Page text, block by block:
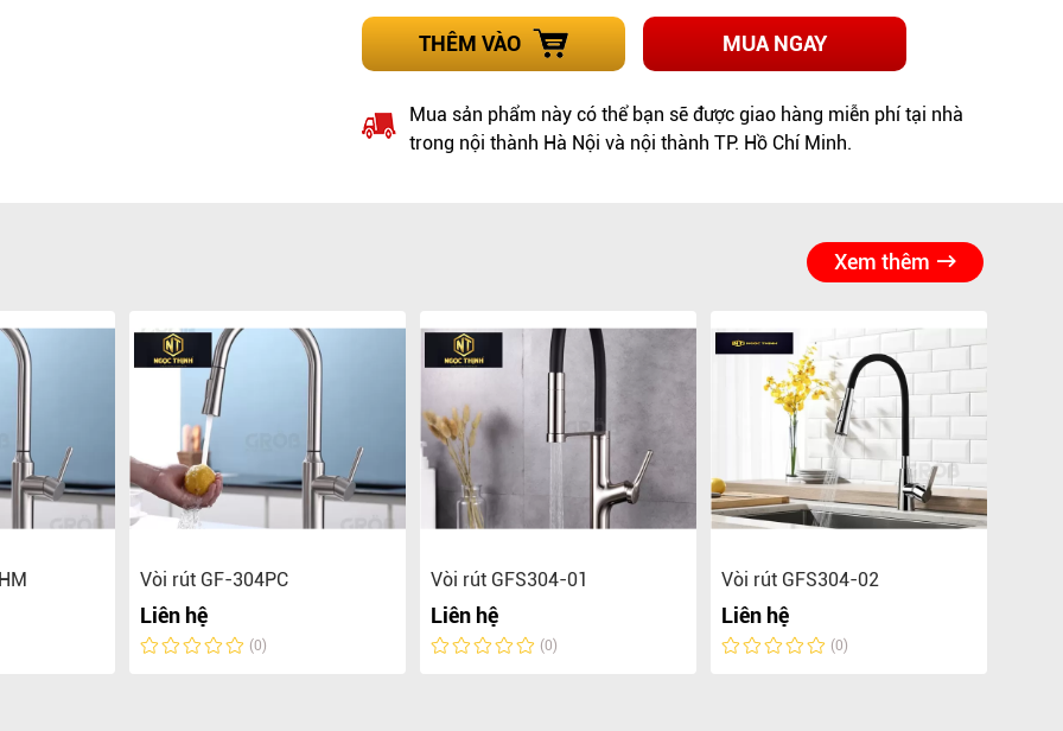
THÊM VÀO MUA NGAY
Mua sản phẩm này có thể bạn sẽ được giao hàng miễn phí tại nhà
trong nội thành Hà Nội và nội thành TP. Hồ Chí Minh.
Xem thêm
Vòi rút GF-304PC
Liên hệ
(0)
Vòi rút GFS304-01
Liên hệ
(0)
Vòi rút GFS304-02
Liên hệ
(0)